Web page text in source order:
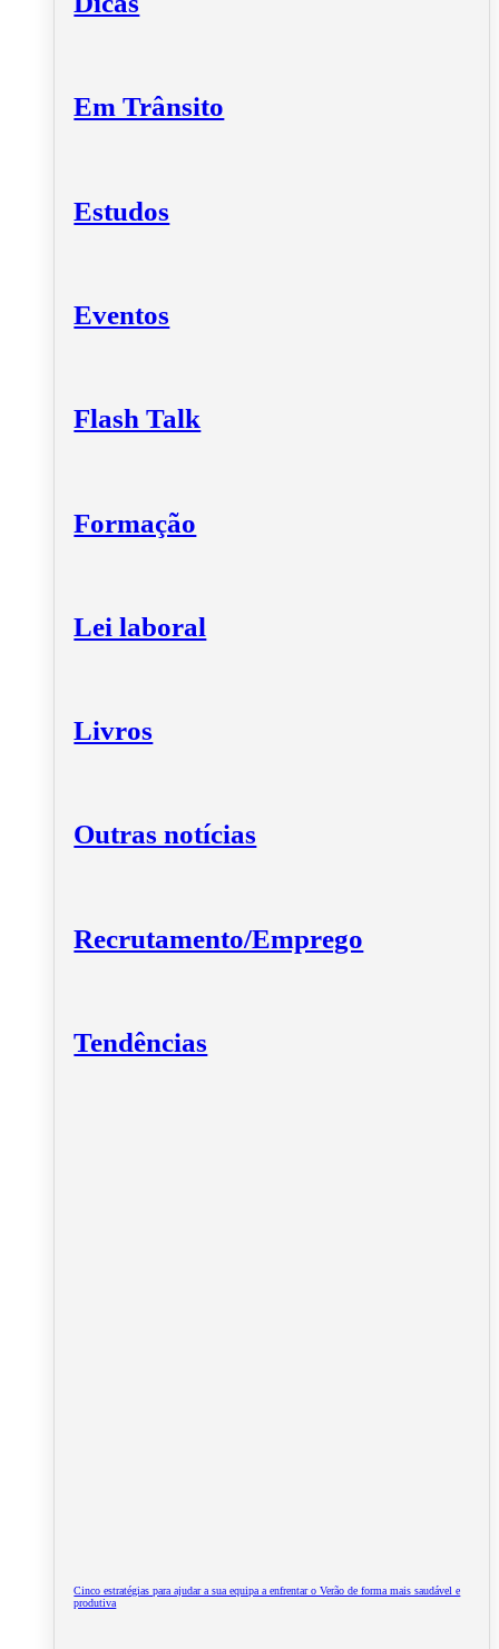
Em Trânsito
Estudos
Eventos
Flash Talk
Formação
Lei laboral
Livros
Outras notícias
Recrutamento/Emprego
Tendências
Cinco estratégias para ajudar a sua equipa a enfrentar o Verão de forma mais saudável e
produtiva